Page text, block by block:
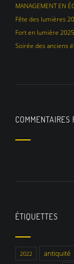
MANAGEMENT EN
Fête des lumières
Fort en lumière 2025
Soirée des anciens
COMMENTAIRES
ÉTIQUETTES
2022 antiquité